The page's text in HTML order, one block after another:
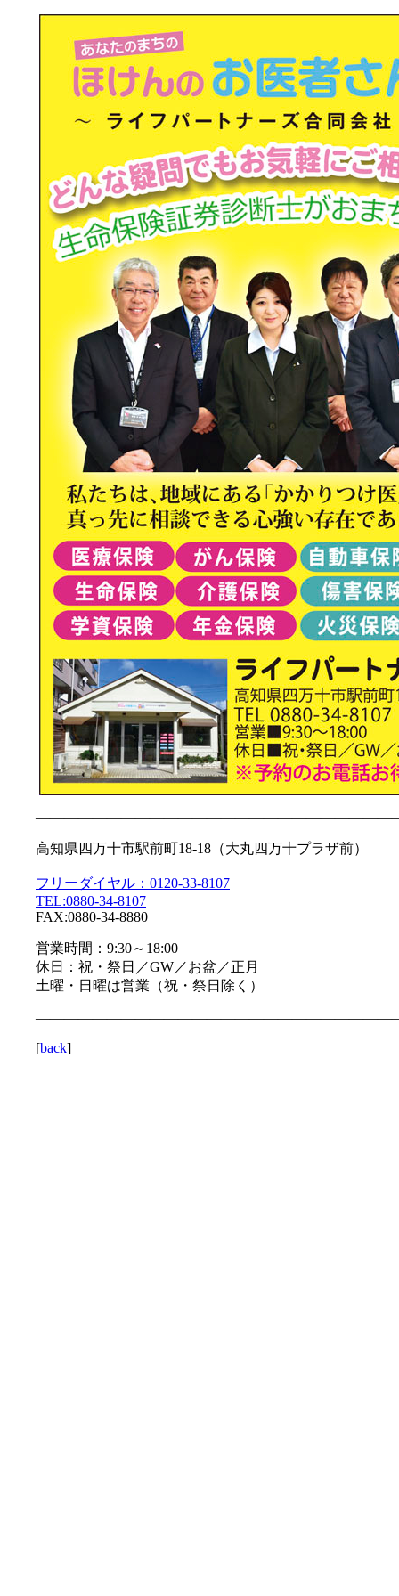
高知県四万十市駅前町18-18（大丸四万十プラザ前）
フリーダイヤル：0120-33-8107
TEL:0880-34-8107
FAX:0880-34-8880
営業時間：9:30～18:00
休日：祝・祭日／GW／お盆／正月
土曜・日曜は営業（祝・祭日除く）
[back]